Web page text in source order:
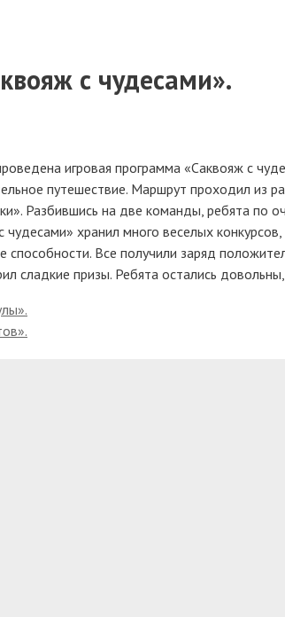
с чудесами».
игровая программа «Саквояж с
путешествие. Маршрут проходил из
Разбившись на две команды, ребята по
хранил много веселых
способности. Все получили заряд
сладкие призы. Ребята остались